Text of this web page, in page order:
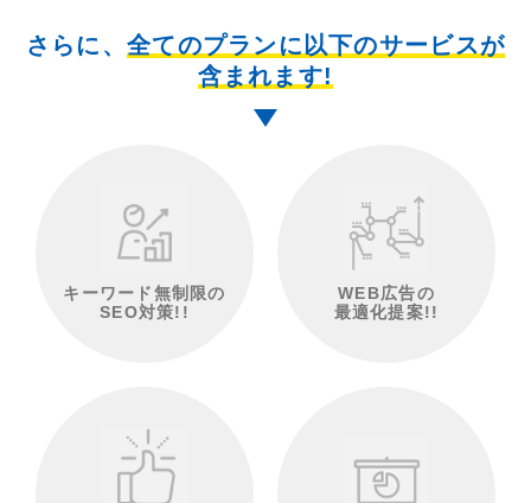
さらに、 全てのプランに以下のサービスが
含まれます!
キーワード無制限の
SEO対策!!
WEB広告の
最適化提案!!